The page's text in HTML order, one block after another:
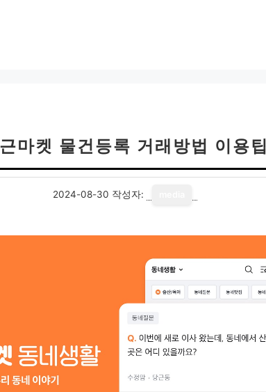
마켓 물건등록 거래방법 이용팁
2024-08-30 작성자: